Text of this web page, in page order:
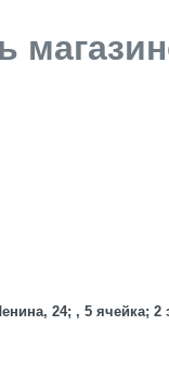
24; , 5 ячейка; 2